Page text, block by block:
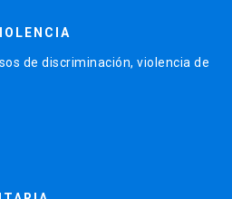
de discriminación, violencia de